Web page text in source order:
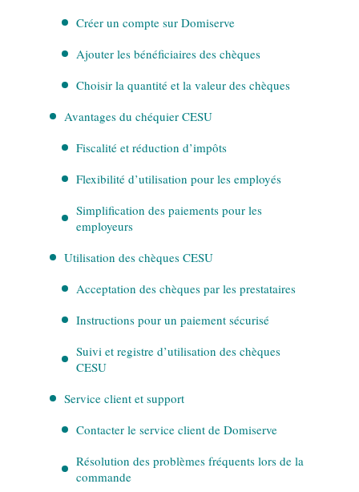
Créer un compte sur Domiserve
Ajouter les bénéficiaires des chèques
Choisir la quantité et la valeur des chèques
Avantages du chéquier CESU
Fiscalité et réduction d’impôts
Flexibilité d’utilisation pour les employés
Simplification des paiements pour les
employeurs
Utilisation des chèques CESU
Acceptation des chèques par les prestataires
Instructions pour un paiement sécurisé
Suivi et registre d’utilisation des chèques
CESU
Service client et support
Contacter le service client de Domiserve
Résolution des problèmes fréquents lors de la
commande